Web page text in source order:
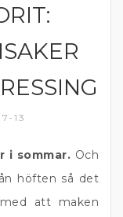
13
i sommar. Och
höften så det
att maken